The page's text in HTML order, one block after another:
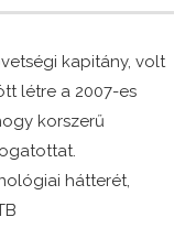
kapitány, volt
létre a 2007-es
korszerű
hátterét,